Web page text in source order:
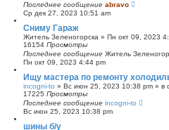
Последнее сообщение abravo
Ср дек 27, 2023 10:51 am
Сниму Гараж
Житель Зеленогорска » Пн окт 09, 2023
16154 Просмотры
Последнее сообщение Житель
Пн окт 09, 2023 4:44 pm
Ищу мастера по ремонту
incogni-to » Вс июн 25, 2023 10:38 pm » в
17225 Просмотры
Последнее сообщение incogni-to
Вс июн 25, 2023 10:38 pm
шины б/у